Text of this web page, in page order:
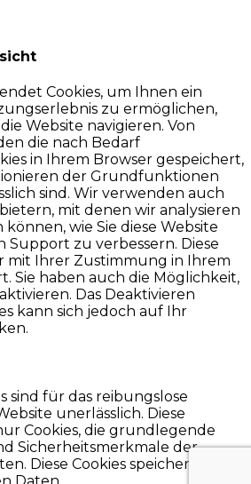
Cookies, um Ihnen ein
zu ermöglichen,
Website navigieren. Von
die nach Bedarf
in Ihrem Browser gespeichert,
der Grundfunktionen
sind. Wir verwenden auch
mit denen wir analysieren
wie Sie diese Website
zu verbessern. Diese
mit Ihrer Zustimmung in Ihrem
Sie haben auch die Möglichkeit,
Das Deaktivieren
kann sich jedoch auf Ihr
sind für das reibungslose
unerlässlich. Diese
Cookies, die grundlegende
Sicherheitsmerkmale der
Diese Cookies speichern keine